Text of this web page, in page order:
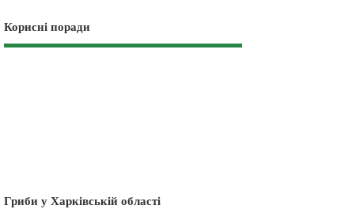
Корисні поради
Гриби у Харківській області